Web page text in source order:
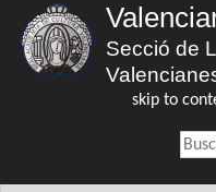
Secció de
skip to